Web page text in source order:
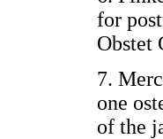
for
7.
one
of the